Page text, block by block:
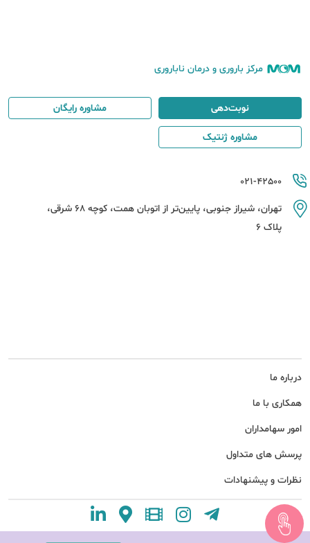
مرکز باروری و درمان ناباروری
درباره ما
همکاری با ما
امور سهامداران
پرسش های متداول
نظرات و پیشنهادات
021-42500
تهران، شیراز جنوبی، پایین‌تر از اتوبان همت، کوچه 68 شرقی،
پلاک 6
نوبت‌دهی مشاوره رایگان
مشاوره ژنتیک